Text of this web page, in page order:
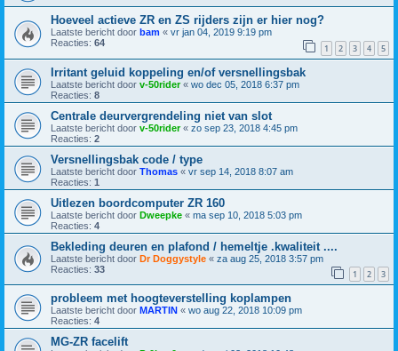
Hoeveel actieve ZR en ZS rijders zijn er hier nog?
Laatste bericht door bam « vr jan 04, 2019 9:19 pm
Reacties: 64 1 2 3 4 5
Irritant geluid koppeling en/of versnellingsbak
Laatste bericht door v-50rider« wo dec 05, 2018 6:37 pm
Reacties: 8
Centrale deurvergrendeling niet van slot
Laatste bericht door v-50rider« zo sep 23, 2018 4:45 pm
Reacties: 2
Versnellingsbak code / type
Laatste bericht door Thomas « vr sep 14, 2018 8:07 am
Reacties: 1
Uitlezen boordcomputer ZR 160
Laatste bericht door Dweepke « ma sep 10, 2018 5:03 pm
Reacties: 4
Bekleding deuren en plafond / hemeltje .kwaliteit ....
Laatste bericht door Dr Doggystyle « za aug 25, 2018 3:57 pm
Reacties: 33 1 2 3
probleem met hoogteverstelling koplampen
Laatste bericht door MARTIN « wo aug 22, 2018 10:09 pm
Reacties: 4
MG-ZR facelift